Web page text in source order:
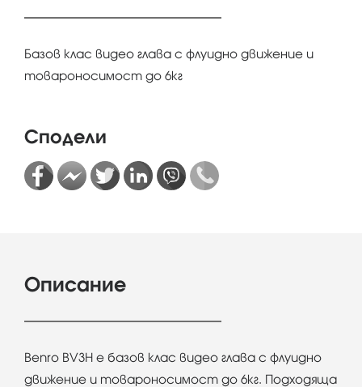
Базов клас видео глава с флуидно движение и
товароносимост до 6кг
Сподели
Описание
Benro BV3H е базов клас видео глава с флуидно
движение и товароносимост до 6кг. Подходяща